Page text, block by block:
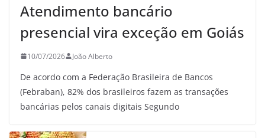
Atendimento bancário
presencial vira exceção em Goiás
10/07/2026 João Alberto
De acordo com a Federação Brasileira de Bancos
(Febraban), 82% dos brasileiros fazem as transações
bancárias pelos canais digitais Segundo